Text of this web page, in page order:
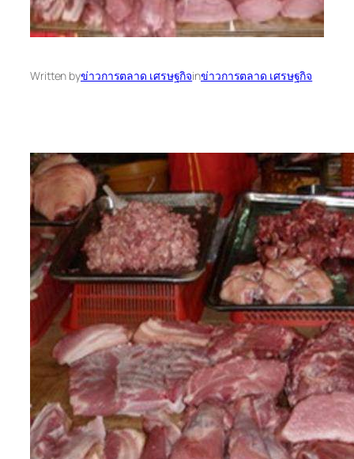
Written byข่าวการตลาด เศรษฐกิจinข่าวการตลาด เศรษฐกิจ